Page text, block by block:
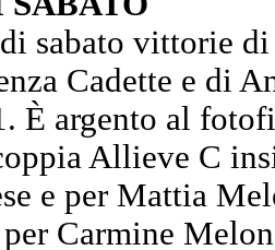
sabato vittorie
Cadette e di
È argento al
Allieve C
e per Mattia
Carmine